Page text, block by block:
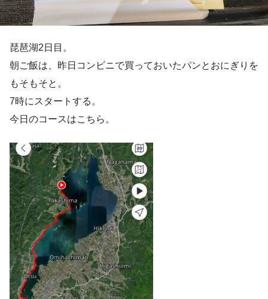
琵琶湖2日目。
朝ご飯は、昨日コンビニで買っておいたパンとおにぎりを
もそもそと。
7時にスタートする。
今日のコースはこちら。